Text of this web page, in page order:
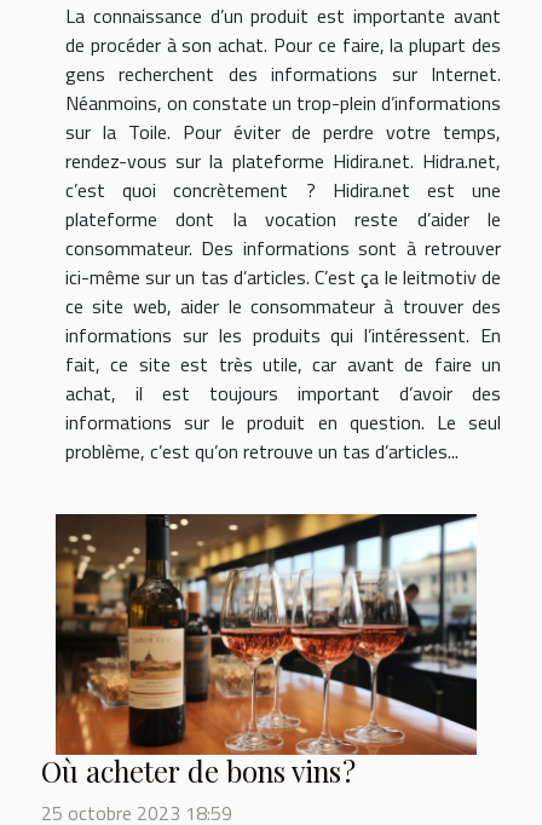
La connaissance d’un produit est importante avant
de procéder à son achat. Pour ce faire, la plupart des
gens recherchent des informations sur Internet.
Néanmoins, on constate un trop-plein d’informations
sur la Toile. Pour éviter de perdre votre temps,
rendez-vous sur la plateforme Hidira.net. Hidra.net,
c’est quoi concrètement ? Hidira.net est une
plateforme dont la vocation reste d’aider le
consommateur. Des informations sont à retrouver
ici-même sur un tas d’articles. C’est ça le leitmotiv de
ce site web, aider le consommateur à trouver des
informations sur les produits qui l’intéressent. En
fait, ce site est très utile, car avant de faire un
achat, il est toujours important d’avoir des
informations sur le produit en question. Le seul
problème, c’est qu’on retrouve un tas d’articles...
Où acheter de bons vins ?
25 octobre 2023 18:59